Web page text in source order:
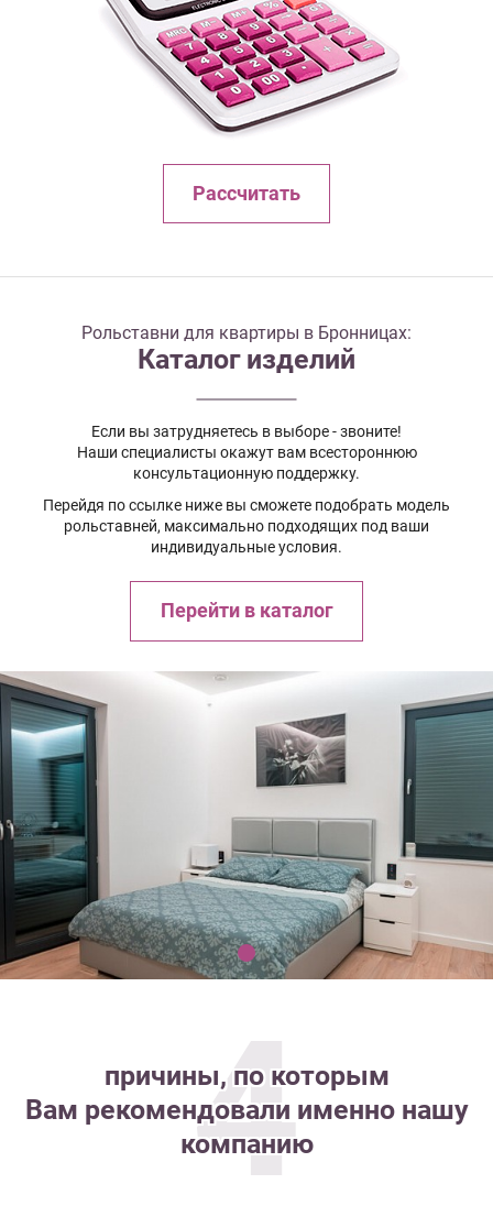
Рассчитать
Рольставни для квартиры в Бронницах:
Каталог изделий
Если вы затрудняетесь в выборе - звоните!
Наши специалисты окажут вам всестороннюю
консультационную поддержку.
Перейдя по ссылке ниже вы сможете подобрать модель
рольставней, максимально подходящих под ваши
индивидуальные условия.
Перейти в каталог
4
причины, по которым
Вам рекомендовали именно нашу
компанию